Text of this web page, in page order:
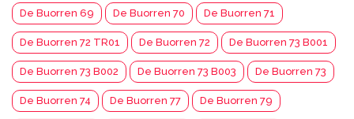
De Buorren 69 De Buorren 70 De Buorren 71
De Buorren 72 TR01 De Buorren 72 De Buorren 73 B001
De Buorren 73 B002 De Buorren 73 B003 De Buorren 73
De Buorren 74 De Buorren 77 De Buorren 79